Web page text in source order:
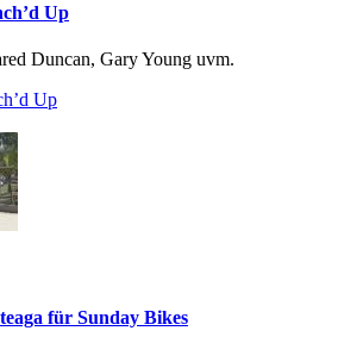
Up
Duncan, Gary Young uvm.
Up
für Sunday Bikes